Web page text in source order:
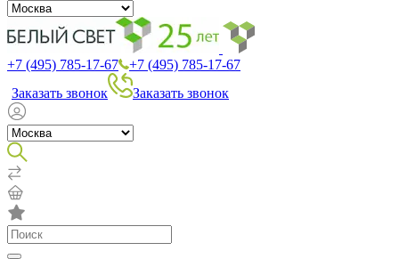
+7 (495) 785-17-67
+7 (495) 785-17-67
Заказать звонок
Заказать звонок